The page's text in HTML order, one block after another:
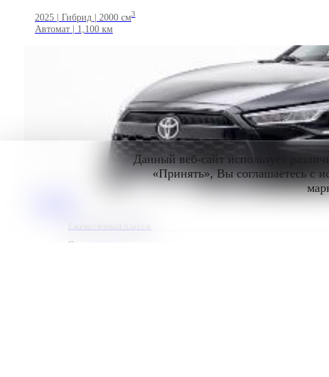
Данный веб-сайт использует
«Принять», Вы соглашаетесь с
2025 | Гибрид | 2000 см3
Автомат | 1,100 км
Ежемесячный платеж
Страна импорта